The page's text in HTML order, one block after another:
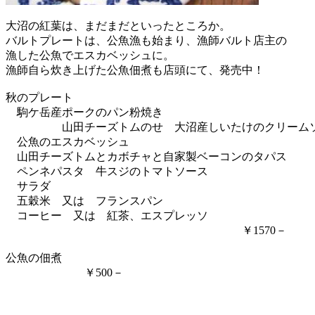
大沼の紅葉は、まだまだといったところか。
バルトプレートは、公魚漁も始まり、漁師バルト店主の
漁した公魚でエスカベッシュに。
漁師自ら炊き上げた公魚佃煮も店頭にて、発売中！
秋のプレート
駒ケ岳産ポークのパン粉焼き
山田チーズトムのせ 大沼産しいたけのクリーム
公魚のエスカベッシュ
山田チーズトムとカボチャと自家製ベーコンのタパス
ペンネパスタ 牛スジのトマトソース
サラダ
五穀米 又は フランスパン
コーヒー 又は 紅茶、エスプレッソ
￥1570－
公魚の佃煮
￥500－